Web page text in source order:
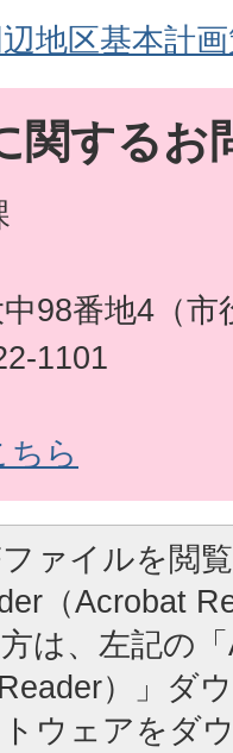
地区基本計
関するお
98番地4（市
1101
ちら
ァイルを閲
（Acrobat
は、左記の
）」ダ
ウェアをダ